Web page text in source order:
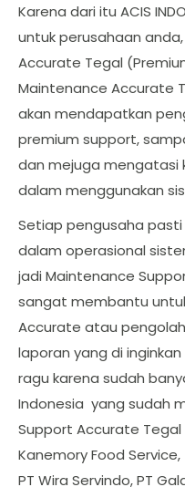
Karena dari itu ACIS
untuk perusahaan
Accurate Tegal
Maintenance Accurate
akan mendapatkan
premium support,
dan mejuga mengatasi
dalam menggunakan
Setiap pengusaha
dalam operasional
jadi Maintenance
sangat membantu
Accurate atau
laporan yang di
ragu karena sudah
Indonesia yang sudah
Support Accurate
Kanemory Food
PT Wira Servindo, PT